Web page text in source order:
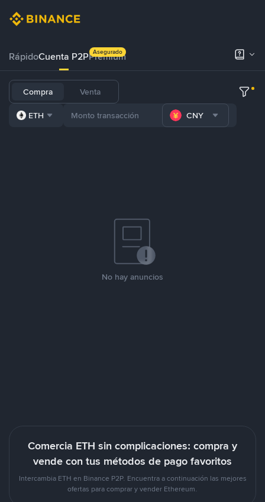
RápidoCuenta P2PPrémium
Asegurado
Compra Venta
ETH CNY
No hay anuncios
Comercia ETH sin complicaciones: compra y
vende con tus métodos de pago favoritos
Intercambia ETH en Binance P2P. Encuentra a continuación las mejores
ofertas para comprar y vender Ethereum.